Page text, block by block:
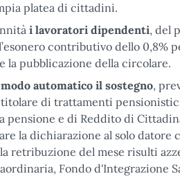
platea di cittadini.
i lavoratori dipendenti, del
contributivo dello 0,8%
la pubblicazione della circolare.
automatico il sostegno,
di trattamenti
pensione e di Reddito di
la dichiarazione al solo datore
retribuzione del mese risulti
Fondo d'Integrazione